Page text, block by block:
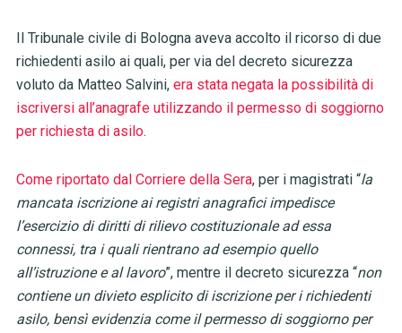
Il Tribunale civile di Bologna aveva accolto il ricorso di due
richiedenti asilo ai quali, per via del decreto sicurezza
voluto da Matteo Salvini, era stata negata la possibilità di
iscriversi all’anagrafe utilizzando il permesso di soggiorno
per richiesta di asilo.
Come riportato dal Corriere della Sera, per i magistrati “la
mancata iscrizione ai registri anagrafici impedisce
l’esercizio di diritti di rilievo costituzionale ad essa
connessi, tra i quali rientrano ad esempio quello
all’istruzione e al lavoro”, mentre il decreto sicurezza “non
contiene un divieto esplicito di iscrizione per i richiedenti
asilo, bensì evidenzia come il permesso di soggiorno per